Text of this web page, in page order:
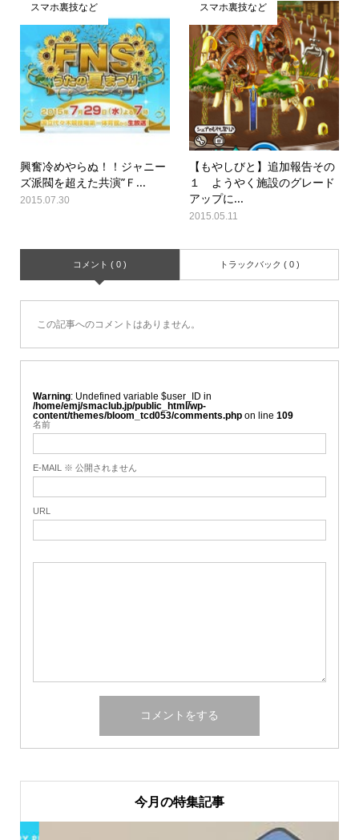
スマホ裏技など
興奮冷めやらぬ！！ジャニー
ズ派閥を超えた共演”Ｆ...
2015.07.30
スマホ裏技など
【もやしびと】追加報告その
１ ようやく施設のグレード
アップに...
2015.05.11
コメント ( 0 ) トラックバック ( 0 )
この記事へのコメントはありません。
Warning : Undefined variable $user_ID in
/home/emj/smaclub.jp/public_html/wp-
content/themes/bloom_tcd053/comments.phpon line 109
名前
E-MAIL ※ 公開されません
URL
今月の特集記事